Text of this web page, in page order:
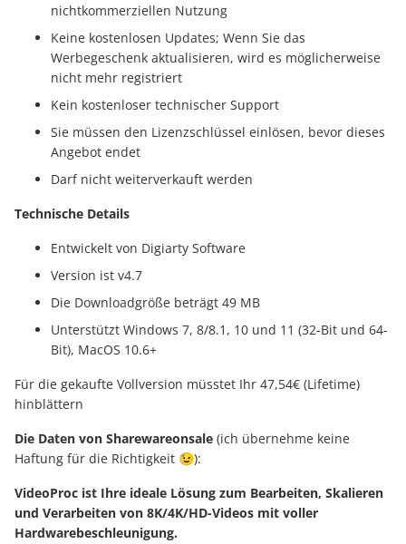
nichtkommerziellen Nutzung
Keine kostenlosen Updates; Wenn Sie das
Werbegeschenk aktualisieren, wird es möglicherweise
nicht mehr registriert
Kein kostenloser technischer Support
Sie müssen den Lizenzschlüssel einlösen, bevor dieses
Angebot endet
Darf nicht weiterverkauft werden
Technische Details
Entwickelt von Digiarty Software
Version ist v4.7
Die Downloadgröße beträgt 49 MB
Unterstützt Windows 7, 8/8.1, 10 und 11 (32-Bit und 64-
Bit), MacOS 10.6+
Für die gekaufte Vollversion müsstet Ihr 47,54€ (Lifetime)
hinblättern
Die Daten von Sharewareonsale (ich übernehme keine
Haftung für die Richtigkeit 😉):
VideoProc ist Ihre ideale Lösung zum Bearbeiten, Skalieren
und Verarbeiten von 8K/4K/HD-Videos mit voller
Hardwarebeschleunigung.